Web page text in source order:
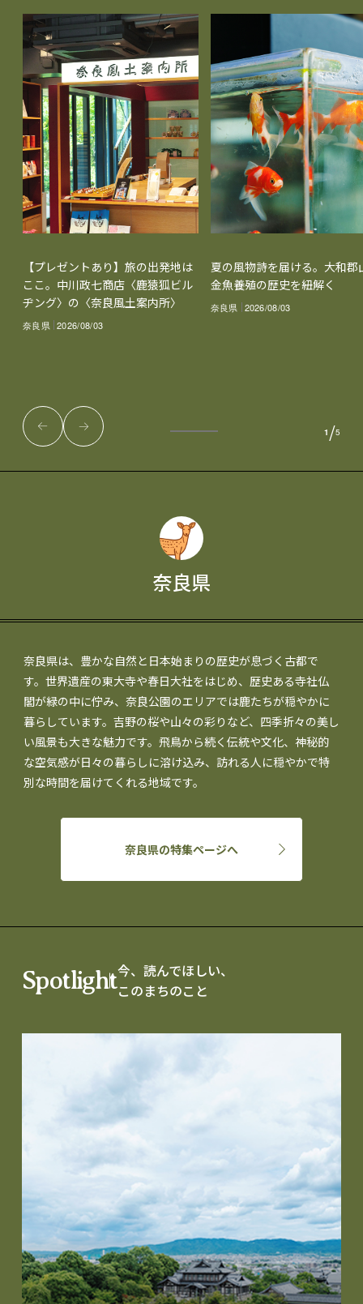
奈良県
奈良県は、豊かな自然と日本始まりの歴史が息づく古都で
す。世界遺産の東大寺や春日大社をはじめ、歴史ある寺社仏
閣が緑の中に佇み、奈良公園のエリアでは鹿たちが穏やかに
暮らしています。吉野の桜や山々の彩りなど、四季折々の美し
い風景も大きな魅力です。飛鳥から続く伝統や文化、神秘的
な空気感が日々の暮らしに溶け込み、訪れる人に穏やかで特
別な時間を届けてくれる地域です。
奈良県の特集ページへ
【プレゼントあり】旅の出発地は
ここ。中川政七商店〈鹿猿狐ビル
ヂング〉の〈奈良風土案内所〉
奈良県 2026/08/03
夏の風物詩を届ける。大和郡
金魚養殖の歴史を紐解く
奈良県 2026/08/03
1 /5
Spotlight今、読んでほしい、
このまちのこと